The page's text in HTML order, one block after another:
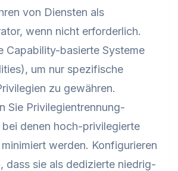
von Diensten als
wenn nicht erforderlich.
Capability-basierte Systeme
um nur spezifische
zu gewähren.
Sie Privilegientrennung-
denen hoch-privilegierte
werden. Konfigurieren
dass sie als dedizierte niedrig-